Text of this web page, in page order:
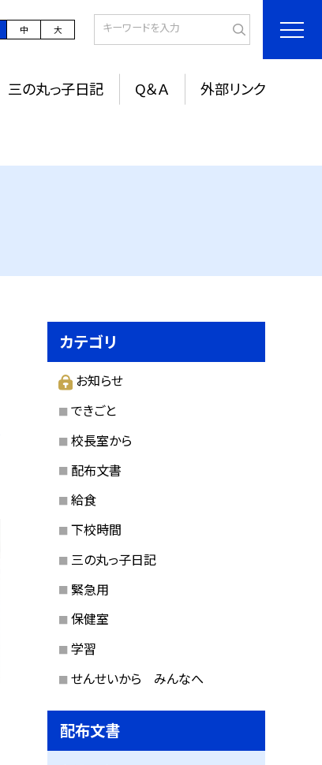
中 大
三の丸っ子日記 Q＆Ａ 外部リンク
カテゴリ
お知らせ
できごと
校長室から
配布文書
給食
下校時間
三の丸っ子日記
緊急用
保健室
学習
せんせいから みんなへ
配布文書